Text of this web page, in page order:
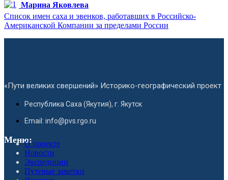
Марина Яковлева
Список имен саха и эвенков, работавших в Российско-
Американской Компании за пределами России
«Пути великих свершений» Историко-географический проект
Республика Саха (Якутия), г. Якутск
Email: info@pvs.rgo.ru
Меню:О проекте
Новости
Экспедиции
Путевые заметки